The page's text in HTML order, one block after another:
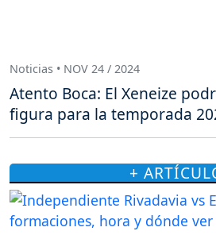
Noticias • NOV 24 / 2024
Atento Boca: El Xeneize
figura para la temporada
+